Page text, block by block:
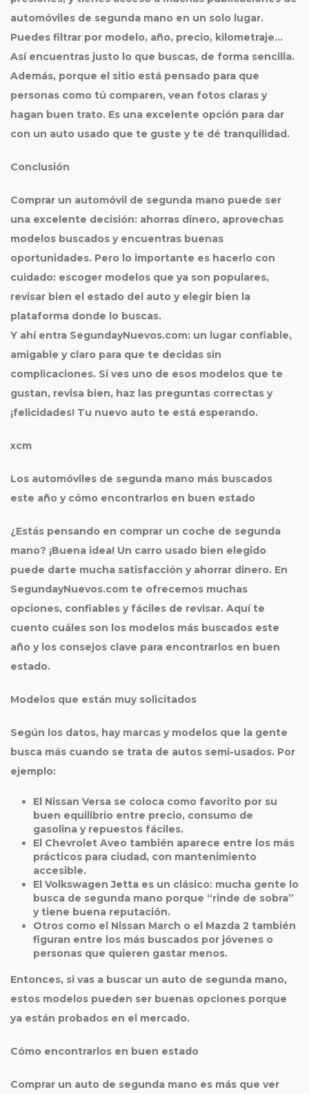
automóviles de segunda mano en un solo lugar.
Puedes filtrar por modelo, año, precio, kilometraje…
Así encuentras justo lo que buscas, de forma sencilla.
Además, porque el sitio está pensado para que
personas como tú comparen, vean fotos claras y
hagan buen trato. Es una excelente opción para dar
con un auto usado que te guste y te dé tranquilidad.
Conclusión
Comprar un automóvil de segunda mano puede ser
una excelente decisión: ahorras dinero, aprovechas
modelos buscados y encuentras buenas
oportunidades. Pero lo importante es hacerlo con
cuidado: escoger modelos que ya son populares,
revisar bien el estado del auto y elegir bien la
plataforma donde lo buscas.
Y ahí entra SegundayNuevos.com: un lugar confiable,
amigable y claro para que te decidas sin
complicaciones. Si ves uno de esos modelos que te
gustan, revisa bien, haz las preguntas correctas y
¡felicidades! Tu nuevo auto te está esperando.
xcm
Los automóviles de segunda mano más buscados
este año y cómo encontrarlos en buen estado
¿Estás pensando en comprar un coche de segunda
mano? ¡Buena idea! Un carro usado bien elegido
puede darte mucha satisfacción y ahorrar dinero. En
SegundayNuevos.com te ofrecemos muchas
opciones, confiables y fáciles de revisar. Aquí te
cuento cuáles son los modelos más buscados este
año y los consejos clave para encontrarlos en buen
estado.
Modelos que están muy solicitados
Según los datos, hay marcas y modelos que la gente
busca más cuando se trata de autos semi-usados. Por
ejemplo:
El Nissan Versa se coloca como favorito por su
buen equilibrio entre precio, consumo de
gasolina y repuestos fáciles.
El Chevrolet Aveo también aparece entre los más
prácticos para ciudad, con mantenimiento
accesible.
El Volkswagen Jetta es un clásico: mucha gente lo
busca de segunda mano porque “rinde de sobra”
y tiene buena reputación.
Otros como el Nissan March o el Mazda 2 también
figuran entre los más buscados por jóvenes o
personas que quieren gastar menos.
Entonces, si vas a buscar un auto de segunda mano,
estos modelos pueden ser buenas opciones porque
ya están probados en el mercado.
Cómo encontrarlos en buen estado
Comprar un auto de segunda mano es más que ver